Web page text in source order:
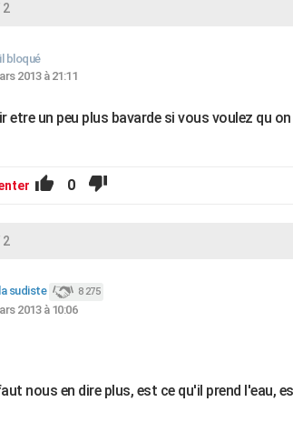
2
bloqué
2013 à 21:11
etre un peu plus bavarde si vous voulez qu
0
2
sudiste 8 275
2013 à 10:06
nous en dire plus, est ce qu'il prend l'eau,